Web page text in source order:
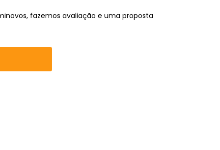
fazemos avaliação e uma proposta